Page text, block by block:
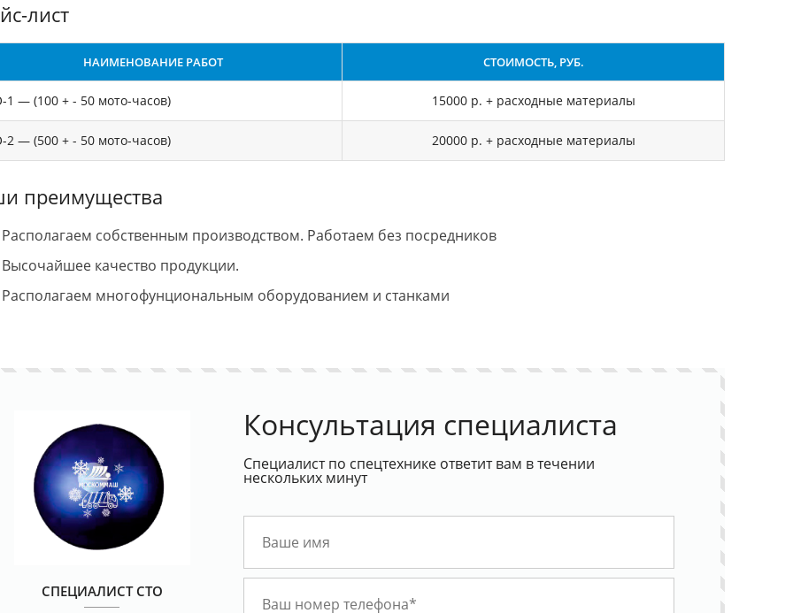
Wasma 2024
лист
НАИМЕНОВАНИЕ РАБОТ СТОИМОСТЬ, РУБ.
1 — (100 + - 50 мото-часов) 15000 р. + расходные материалы
2 — (500 + - 50 мото-часов) 20000 р. + расходные материалы
преимущества
Располагаем собственным производством. Работаем без посредников
Высочайшее качество продукции.
Располагаем многофунциональным оборудованием и станками
СПЕЦИАЛИСТ СТО
Консультация специалиста
Специалист по спецтехнике ответит вам в течении
нескольких минут